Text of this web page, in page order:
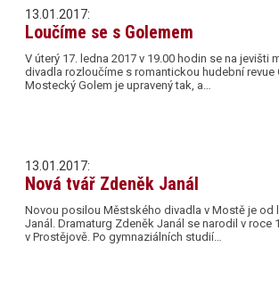
13.01.2017:
Loučíme se s Golemem
V úterý 17. ledna 2017 v 19.00 hodin se na jevišti
divadla rozloučíme s romantickou hudební revue
Mostecký Golem je upravený tak, a…
13.01.2017:
Nová tvář Zdeněk Janál
Novou posilou Městského divadla v Mostě je od
Janál. Dramaturg Zdeněk Janál se narodil v roce
v Prostějově. Po gymnaziálních studií…